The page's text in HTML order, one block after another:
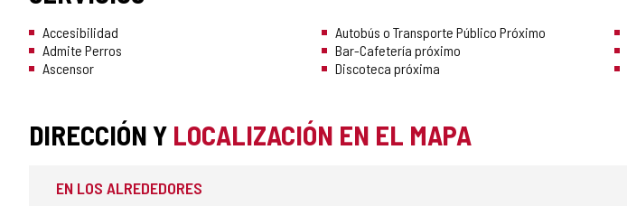
Accesibilidad
Admite Perros
Ascensor
Autobús o Transporte Público Próximo
Bar-Cafetería próximo
Discoteca próxima
DIRECCIÓN Y LOCALIZACIÓN EN EL MAPA
EN LOS ALREDEDORES